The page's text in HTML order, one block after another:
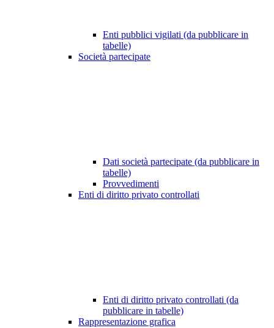
Enti pubblici vigilati (da pubblicare in
tabelle)
Società partecipate
Dati società partecipate (da pubblicare in
tabelle)
Provvedimenti
Enti di diritto privato controllati
Enti di diritto privato controllati (da
pubblicare in tabelle)
Rappresentazione grafica